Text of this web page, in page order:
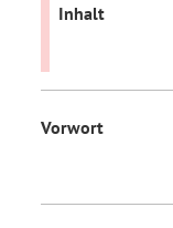
Inhalt
Vorwort